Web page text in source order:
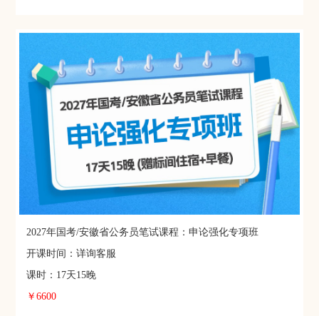
2027年国考/安徽省公务员笔试课程：申论强化专项班
开课时间：详询客服
课时：17天15晚
￥6600